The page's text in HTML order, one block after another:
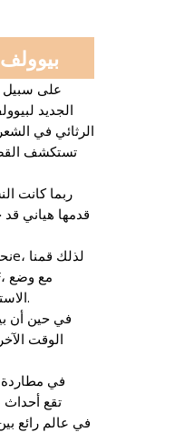
على سبيل
الجديد
الرثائي في
تستكشف
ربما كانت
قدمها هياني
الاستمتاع الثنائي في الاعتبار.
في حين أن
الوقت
في مطاردة